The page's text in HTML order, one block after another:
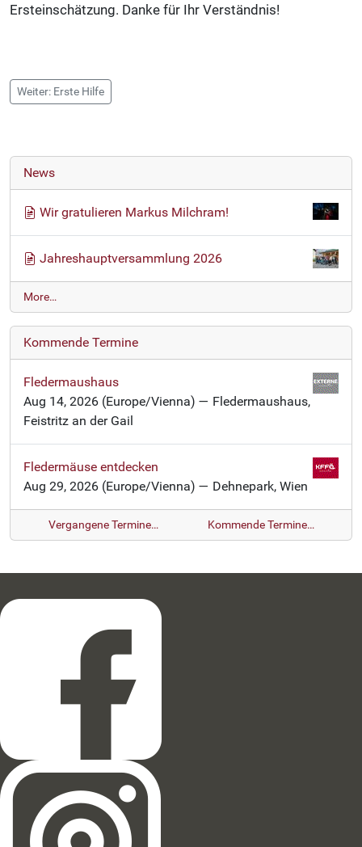
Ersteinschätzung. Danke für Ihr Verständnis!
Weiter: Erste Hilfe
News
Wir gratulieren Markus Milchram!
Jahreshauptversammlung 2026
N
e
w
s
-
More…
Kommende Termine
Fledermaushaus
Aug 14, 2026 (Europe/Vienna) — Fledermaushaus,
Feistritz an der Gail
Fledermäuse entdecken
Aug 29, 2026 (Europe/Vienna) — Dehnepark, Wien
Vergangene Termine… Kommende Termine…